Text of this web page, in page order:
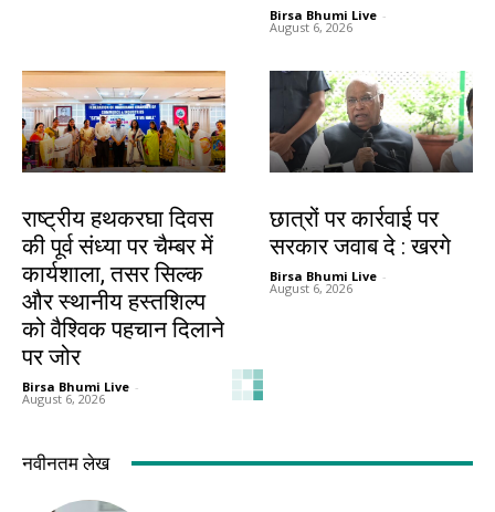
Birsa Bhumi Live -
August 6, 2026
राष्ट्रीय हथकरघा दिवस
की पूर्व संध्या पर चैम्बर में
कार्यशाला, तसर सिल्क
और स्थानीय हस्तशिल्प
को वैश्विक पहचान दिलाने
पर जोर
Birsa Bhumi Live -
August 6, 2026
छात्रों पर कार्रवाई पर
सरकार जवाब दे : खरगे
Birsa Bhumi Live -
August 6, 2026
नवीनतम लेख